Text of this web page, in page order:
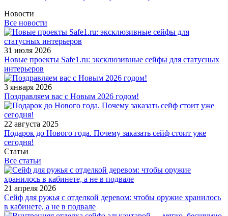
Новости
Все новости
31 июля 2026
Новые проекты Safe1.ru: эксклюзивные сейфы для статусных
интерьеров
3 января 2026
Поздравляем вас с Новым 2026 годом!
22 августа 2025
Подарок до Нового года. Почему заказать сейф стоит уже
сегодня!
Статьи
Все статьи
21 апреля 2026
Сейф для ружья с отделкой деревом: чтобы оружие хранилось
в кабинете, а не в подвале